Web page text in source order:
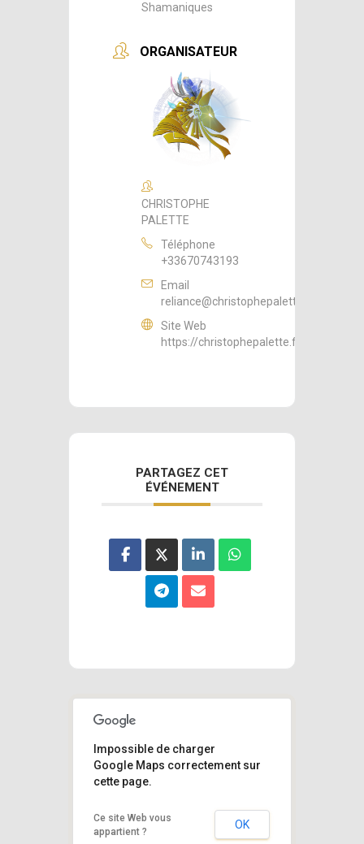
Shamaniques
ORGANISATEUR
CHRISTOPHE
PALETTE
Téléphone
+33670743193
Email
reliance@christophepalette.fr
Site Web
https://christophepalette.fr
PARTAGEZ CET
ÉVÉNEMENT
Impossible de charger
Google Maps correctement sur
cette page.
Ce site Web vous
appartient ?
OK